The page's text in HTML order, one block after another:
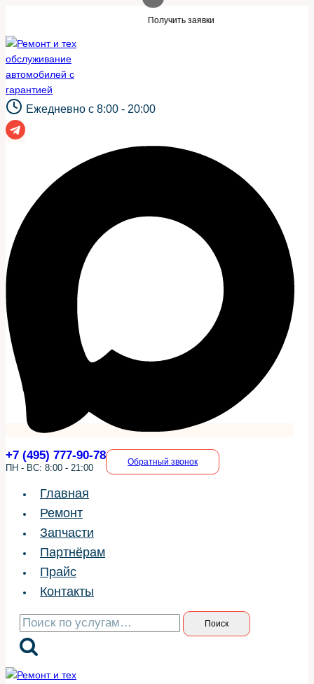
содержимому
Получить заявки
Ежедневно с 8:00 - 20:00
+7 (495) 777-90-78
ПН - ВС: 8:00 - 21:00
Обратный звонок
Главная
Ремонт
Запчасти
Партнёрам
Прайс
Контакты
Искать: Поиск